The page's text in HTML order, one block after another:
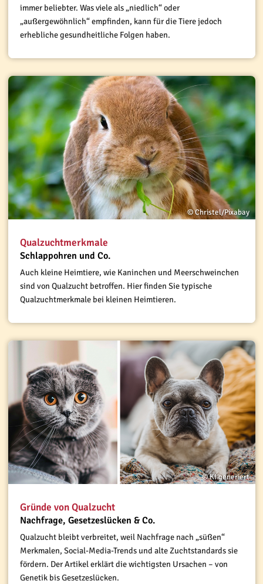
immer beliebter. Was viele als „niedlich“ oder
„außergewöhnlich“ empfinden, kann für die Tiere jedoch
erhebliche gesundheitliche Folgen haben.
© Christel/Pixabay
Qualzuchtmerkmale
Schlappohren und Co.
Auch kleine Heimtiere, wie Kaninchen und Meerschweinchen
sind von Qualzucht betroffen. Hier finden Sie typische
Qualzuchtmerkmale bei kleinen Heimtieren.
© KI generiert
Gründe von Qualzucht
Nachfrage, Gesetzeslücken & Co.
Qualzucht bleibt verbreitet, weil Nachfrage nach „süßen“
Merkmalen, Social-Media-Trends und alte Zuchtstandards sie
fördern. Der Artikel erklärt die wichtigsten Ursachen – von
Genetik bis Gesetzeslücken.